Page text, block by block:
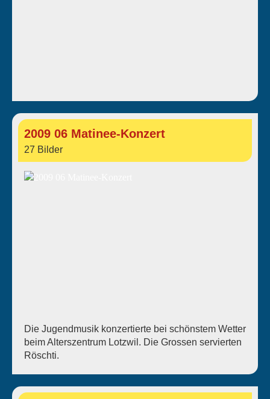
2009 06 Matinee-Konzert
27 Bilder
Die Jugendmusik konzertierte bei schönstem Wetter
beim Alterszentrum Lotzwil. Die Grossen servierten
Röschti.